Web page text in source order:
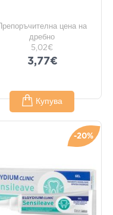
Препоръчителна цена на
дребно
5,02€
3,77€
Купува
-20%